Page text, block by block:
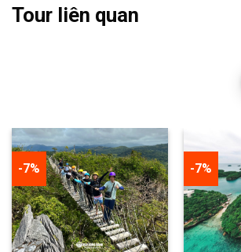
Tour liên quan
-7% -8%